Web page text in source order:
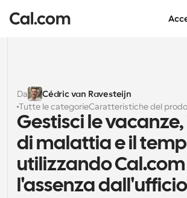
Soluzioni
Per dimensione del team
Per individui
Pianificazione personale semplificata
Pianificazione collaborativa per gruppi
Impresa
Sviluppatore
Da
Cédric van Ravesteijn
Tutte le categorieCaratteristiche del
Gestisci le vacanze,
di malattia e il
utilizzando
l'assenza